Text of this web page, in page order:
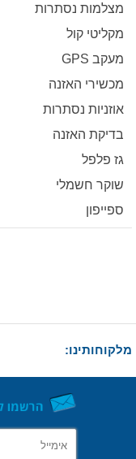
מצלמות נסתרות
מקליטי קול
מעקב GPS
מכשירי האזנה
אוזניות נסתרות
בדיקת האזנה
גז פלפל
שוקר חשמלי
ספייפון
מלקוחותינו: